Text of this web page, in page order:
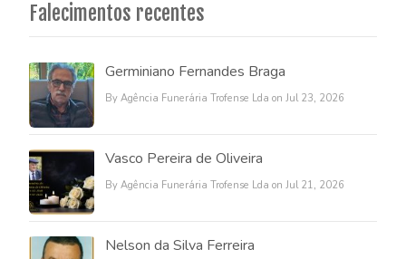
Falecimentos recentes
Germiniano Fernandes Braga
By Agência Funerária Trofense Lda on Jul 23, 2026
Vasco Pereira de Oliveira
By Agência Funerária Trofense Lda on Jul 21, 2026
Nelson da Silva Ferreira